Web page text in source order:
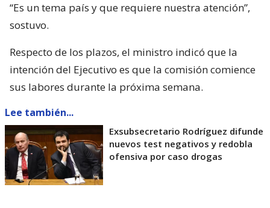
“Es un tema país y que requiere nuestra atención”,
sostuvo.
Respecto de los plazos, el ministro indicó que la
intención del Ejecutivo es que la comisión comience
sus labores durante la próxima semana.
Lee también...
Exsubsecretario Rodríguez difunde
nuevos test negativos y redobla
ofensiva por caso drogas